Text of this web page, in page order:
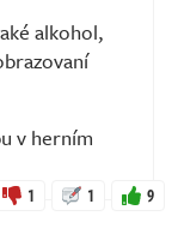
alkohol,
v herním
1 1 9